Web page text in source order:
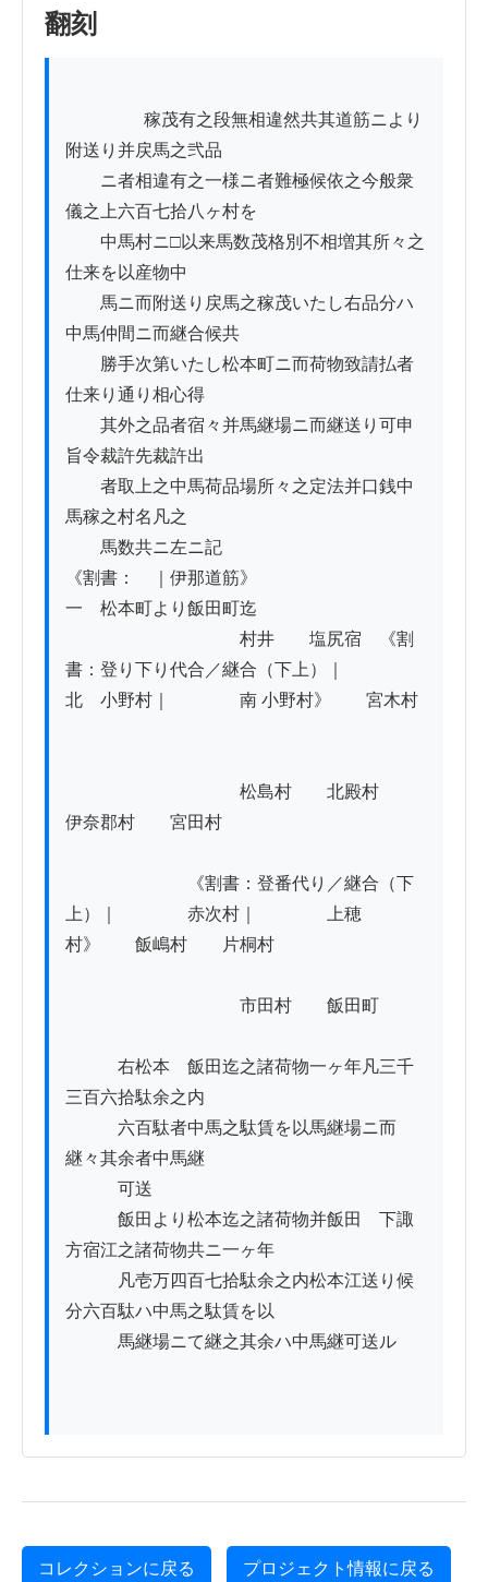
翻刻
附送り并戻馬之弐品
ニ者相違有之一様ニ者難極候依之今般衆
儀之上六百七拾八ヶ村を
中馬村ニ□以来馬数茂格別不相増其所々之
仕来を以産物中
馬ニ而附送り戻馬之稼茂いたし右品分ハ
中馬仲間ニ而継合候共
勝手次第いたし松本町ニ而荷物致請払者
仕来り通り相心得
其外之品者宿々并馬継場ニ而継送り可申
旨令裁許先裁許出
者取上之中馬荷品場所々之定法并口銭中
馬稼之村名凡之
馬数共ニ左ニ記
《割書：　｜伊那道筋》
一　松本町より飯田町迄
村井　　塩尻宿　《割
書：登り下り代合／継合（下上）｜
北　小野村｜　　　　南 小野村》　　宮木村
松島村　　北殿村
伊奈郡村　　宮田村
《割書：登番代り／継合（下
上）｜　　　　赤次村｜　　　　上穂
村》　　飯嶋村　　片桐村
市田村　　飯田町
右松本ゟ飯田迄之諸荷物一ヶ年凡三千
三百六拾駄余之内
六百駄者中馬之駄賃を以馬継場ニ而
継々其余者中馬継
可送
飯田より松本迄之諸荷物并飯田ゟ下諏
方宿江之諸荷物共ニ一ヶ年
凡壱万四百七拾駄余之内松本江送り候
分六百駄ハ中馬之駄賃を以
馬継場ニて継之其余ハ中馬継可送ル
コレクションに戻る プロジェクト情報に戻る